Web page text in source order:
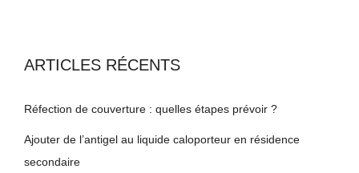
ARTICLES RÉCENTS
Réfection de couverture : quelles étapes prévoir ?
Ajouter de l’antigel au liquide caloporteur en résidence
secondaire